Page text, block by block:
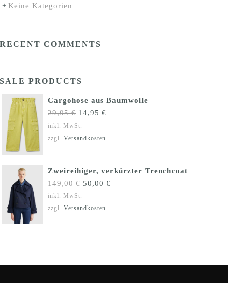
Keine Kategorien
RECENT COMMENTS
SALE PRODUCTS
Cargohose aus Baumwolle
29,95€ Ursprünglicher
Preis
war:
14,95 €
inkl. MwSt.
zzgl. Versandkosten
Zweireihiger, verkürzter Trenchcoat
149,00€ Ursprünglicher
war:
50,00 €
inkl. MwSt.
zzgl. Versandkosten